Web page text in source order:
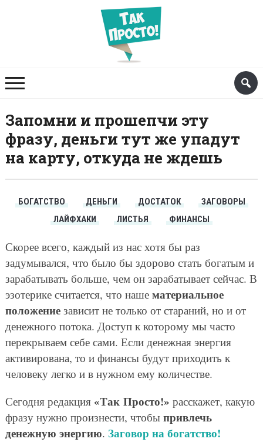
Запомни и прошепчи эту
фразу, деньги тут же упадут
на карту, откуда не ждешь
БОГАТСТВО ДЕНЬГИ ДОСТАТОК
ЗАГОВОРЫ
ЛАЙФХАКИ
ЛИСТЬЯ ФИНАНСЫ
Скорее всего, каждый из нас хотя бы раз
задумывался, что было бы здорово стать богатым и
зарабатывать больше, чем он зарабатывает сейчас. В
эзотерике считается, что наше материальное
положениезависит не только от стараний, но и от
денежного потока. Доступ к которому мы часто
перекрываем себе сами. Если денежная энергия
активирована, то и финансы будут приходить к
человеку легко и в нужном ему количестве.
Сегодня редакция «Так Просто!» расскажет, какую
фразу нужно произнести, чтобы привлечь
денежную энергию. Заговор на богатство!